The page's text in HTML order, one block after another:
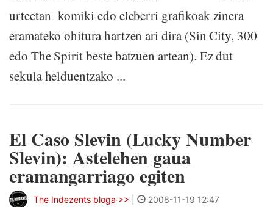
urteetan komiki edo eleberri grafikoak zinera
eramateko ohitura hartzen ari dira (Sin City, 300
edo The Spirit beste batzuen artean). Ez dut
sekula helduentzako ...
El Caso Slevin (Lucky Number
Slevin): Astelehen gaua
eramangarriago egiten
The Indezents bloga >> 2008-11-19 12:47